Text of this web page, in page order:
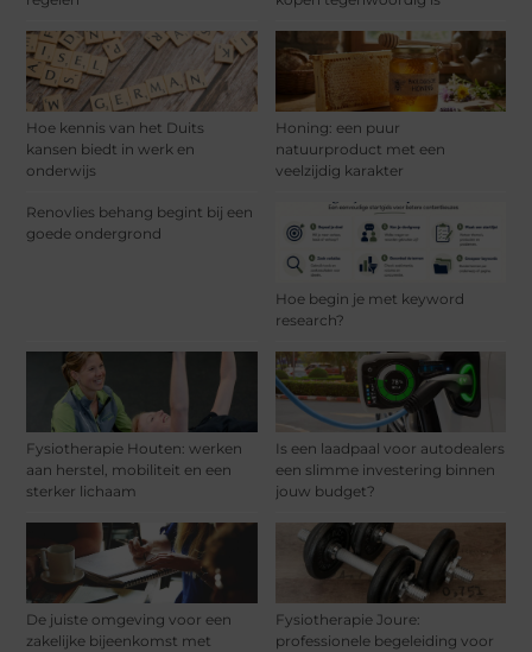
Hoe kennis van het Duits
kansen biedt in werk en
onderwijs
Honing: een puur
natuurproduct met een
veelzijdig karakter
Renovlies behang begint bij een
goede ondergrond
Hoe begin je met keyword
research?
Fysiotherapie Houten: werken
aan herstel, mobiliteit en een
sterker lichaam
Is een laadpaal voor autodealers
een slimme investering binnen
jouw budget?
De juiste omgeving voor een
zakelijke bijeenkomst met
Fysiotherapie Joure:
professionele begeleiding voor